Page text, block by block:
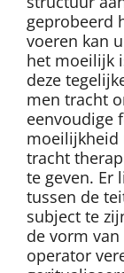
geprobeerd
voeren kan
het moeilijk
deze
men tracht
eenvoudige
moeilijkheid
tracht
te geven. Er
tussen de
subject te
de vorm
operator